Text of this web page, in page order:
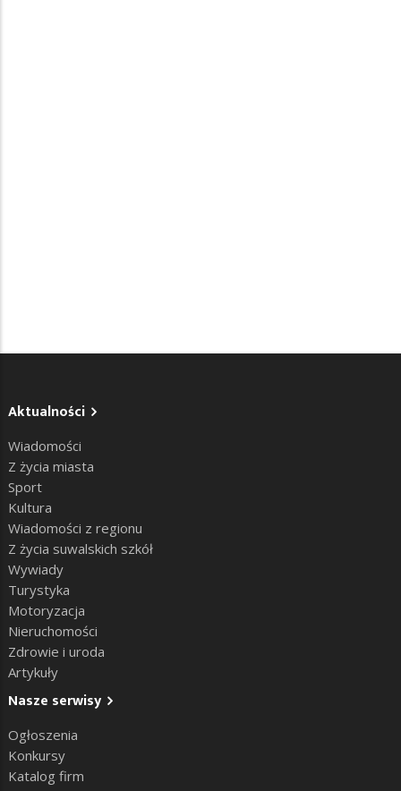
Aktualności
Wiadomości
Z życia miasta
Sport
Kultura
Wiadomości z regionu
Z życia suwalskich szkół
Wywiady
Turystyka
Motoryzacja
Nieruchomości
Zdrowie i uroda
Artykuły
Nasze serwisy
Ogłoszenia
Konkursy
Katalog firm